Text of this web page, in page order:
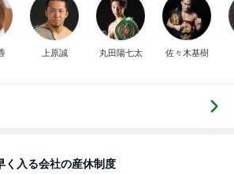
上原誠 丸田陽七太 佐々木基樹
く入る会社の産休制度